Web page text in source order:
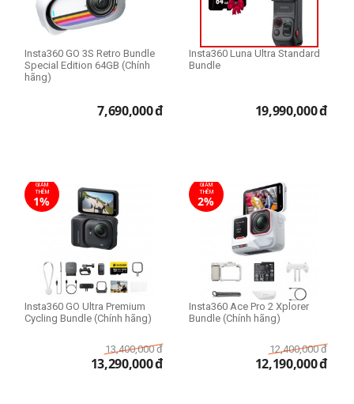
Insta360 GO 3S Retro Bundle
Special Edition 64GB (Chính
hãng)
7,690,000đ
Insta360 Luna Ultra Standard
Bundle
19,990,000đ
GIẢM
THÊM
1%
Insta360 GO Ultra Premium
Cycling Bundle (Chính hãng)
13,400,000 đ
13,290,000đ
GIẢM
THÊM
2%
Insta360 Ace Pro 2 Xplorer
Bundle (Chính hãng)
12,400,000 đ
12,190,000đ